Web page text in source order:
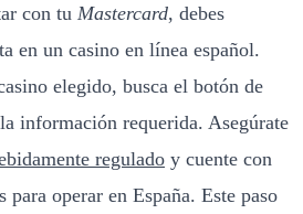
con tu Mastercard, debes
en un casino en línea español.
elegido, busca el botón de
información requerida. Asegúrate
regulado y cuente con
para operar en España. Este paso